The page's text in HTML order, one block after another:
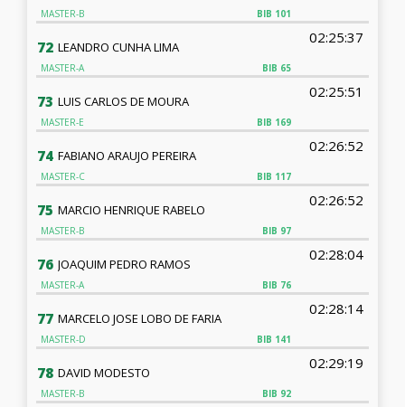
BIB 101
MASTER-B
72
BIB 65
LEANDRO CUNHA LIMA
02:25:37
MASTER-A
73
BIB 169
LUIS CARLOS DE MOURA
02:25:51
MASTER-E
74
BIB 117
FABIANO ARAUJO PEREIRA
02:26:52
MASTER-C
75
BIB 97
MARCIO HENRIQUE RABELO
02:26:52
MASTER-B
76
BIB 76
JOAQUIM PEDRO RAMOS
02:28:04
MASTER-A
77
BIB 141
MARCELO JOSE LOBO DE FARIA
02:28:14
MASTER-D
78
BIB 92
DAVID MODESTO
02:29:19
MASTER-B